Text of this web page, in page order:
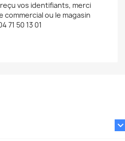
vos identifiants, merci
ou le magasin
71 50 13 01